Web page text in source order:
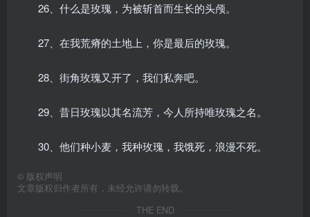
26、什么是玫瑰，为被斩首而生长的头颅。
27、在我荒瘠的土地上，你是最后的玫瑰。
28、街角玫瑰又开了，我们私奔吧。
29、昔日玫瑰以其名流芳，今人所持唯玫瑰之名。
30、他们种小麦，我种玫瑰，我饿死，浪漫不死。
© 版权声明
文章版权归作者所有，未经允许请勿转载。
THE END